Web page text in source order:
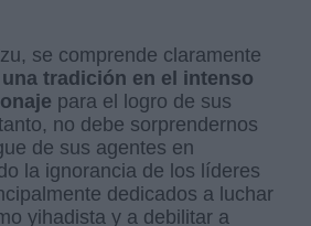
se comprende claramente
tradición en el intenso
para el logro de sus
no debe sorprendernos
de sus agentes en
la ignorancia de los líderes
dedicados a luchar
yihadista y a debilitar a